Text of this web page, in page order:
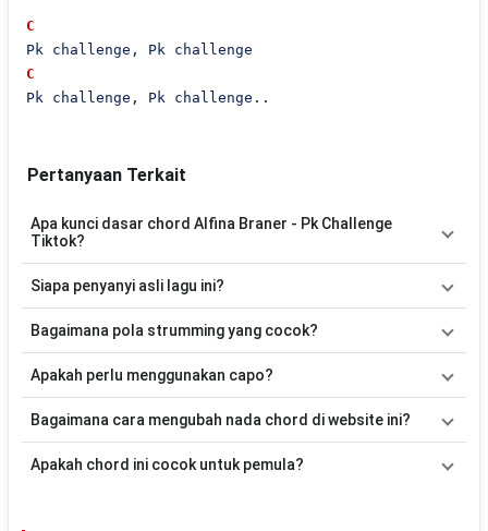
C
C
Pertanyaan Terkait
Apa kunci dasar chord Alfina Braner - Pk Challenge
Tiktok?
A#. Versi chord ini telah disederhanakan sehingga lebih mudah
memainkan lagu ini.
Siapa penyanyi asli lagu ini?
Alfina Braner. Pada halaman ini tersedia versi chord gitar yang
Bagaimana pola strumming yang cocok?
acuan, kamu dapat menggunakan pola
laguPk Challenge Tiktok.
Apakah perlu menggunakan capo?
kunci dasarC. Jika ingin mengikuti nada asli penyanyi, kamu dapat
kebutuhan.
Bagaimana cara mengubah nada chord di website ini?
Transpose (bawah)untuk menurunkan nada. Seluruh chord akan
Apakah chord ini cocok untuk pemula?